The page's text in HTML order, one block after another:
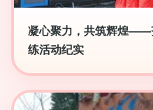
凝心聚力，共筑辉煌——
练活动纪实